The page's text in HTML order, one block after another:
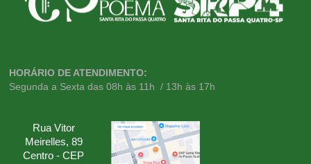
HORÁRIO DE ATENDIMENTO:
Segunda a Sexta das 08h às 11h / 13h às 17h
Rua Vitor
Meirelles, 89
Centro - CEP